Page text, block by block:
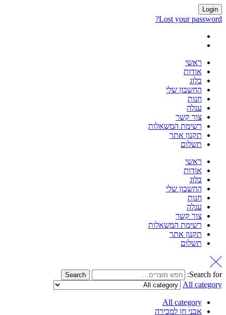
Login
Lost your password?
ראשי
אודות
בלוג
החשבון שלי
חנות
עגלה
צור קשר
רשימת המשאלות
תקנון אתר
תשלום
ראשי
אודות
בלוג
החשבון שלי
חנות
עגלה
צור קשר
רשימת המשאלות
תקנון אתר
תשלום
Search for:
Search
All category
All category
אבני חן למכירה